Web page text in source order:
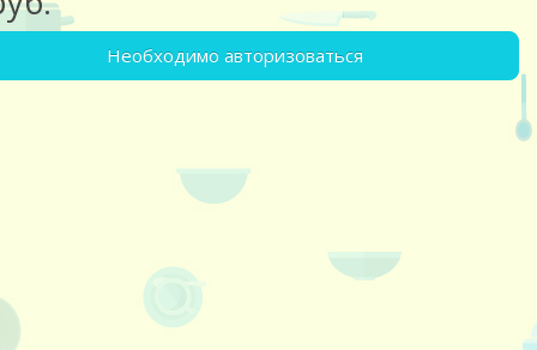
Необходимо авторизоваться